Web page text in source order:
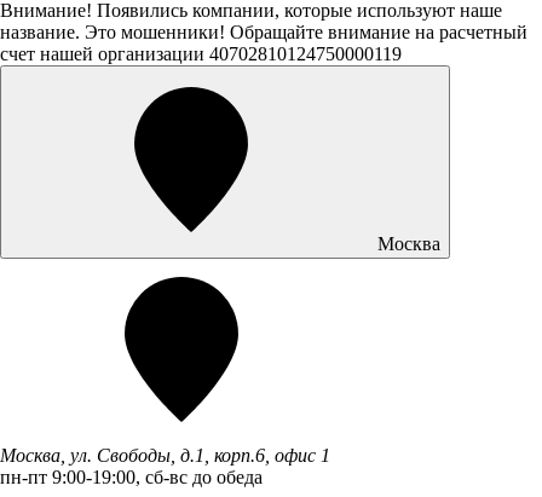
Внимание! Появились компании, которые используют наше
название. Это мошенники! Обращайте внимание на расчетный
счет нашей организации 40702810124750000119
Москва
Москва, ул. Свободы, д.1, корп.6, офис 1
пн-пт 9:00-19:00, сб-вс до обеда